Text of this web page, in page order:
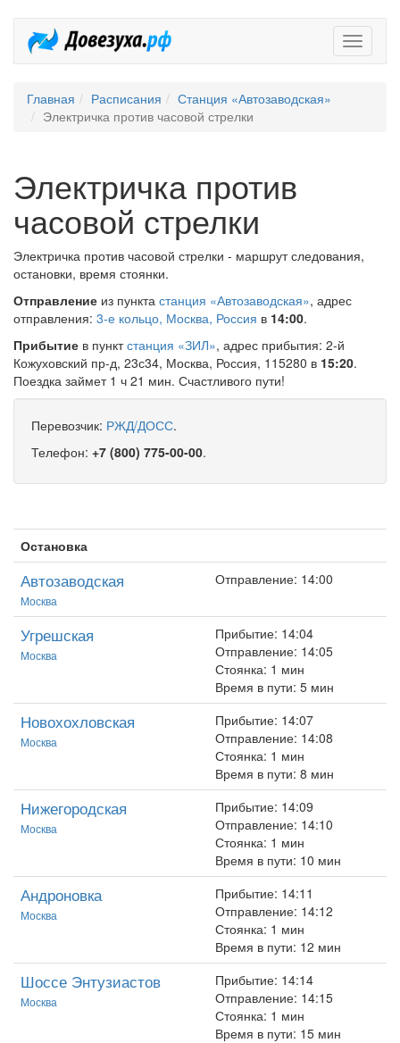
Главная Расписания
Станция «Автозаводская»
Электричка против часовой стрелки
Электричка против
часовой стрелки
Электричка против часовой стрелки - маршрут следования,
остановки, время стоянки.
Отправление из пункта станция «Автозаводская», адрес
отправления: 3-е кольцо, Москва, Россия в 14:00.
Прибытие в пунктстанция «ЗИЛ», адрес прибытия: 2-й
Кожуховский пр-д, 23с34, Москва, Россия, 115280 в 15:20.
Поездка займет 1 ч 21 мин. Счастливого пути!
Перевозчик: РЖД/ДОСС.
Телефон: +7 (800) 775-00-00.
Остановка
Автозаводская
Москва
Отправление: 14:00
Угрешская
Москва
Прибытие: 14:04
Отправление: 14:05
Стоянка: 1 мин
Время в пути: 5 мин
Новохохловская
Москва
Прибытие: 14:07
Отправление: 14:08
Стоянка: 1 мин
Время в пути: 8 мин
Нижегородская
Москва
Прибытие: 14:09
Отправление: 14:10
Стоянка: 1 мин
Время в пути: 10 мин
Андроновка
Москва
Прибытие: 14:11
Отправление: 14:12
Стоянка: 1 мин
Время в пути: 12 мин
Шоссе Энтузиастов
Москва
Прибытие: 14:14
Отправление: 14:15
Стоянка: 1 мин
Время в пути: 15 мин